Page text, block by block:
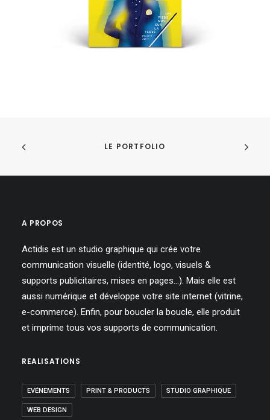
LE PORTFOLIO
A PROPOS
Actidis est un studio graphique qui crée votre
communication visuelle (identité, logo, visuels &
supports publicitaires, mises en pages…). Mais elle est
aussi numérique et développe votre site internet (vitrine,
e-commerce). Enfin, pour boucler la boucle, elle produit
et imprime tous vos supports de communication.
REALISATIONS
EVÉNEMENTS PRINT & PRODUCTS STUDIO GRAPHIQUE
WEB DESIGN